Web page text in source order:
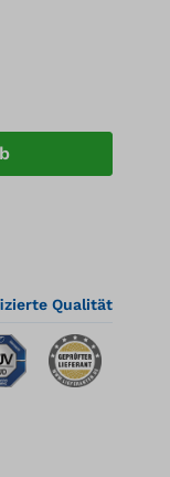
Wert
Qualität